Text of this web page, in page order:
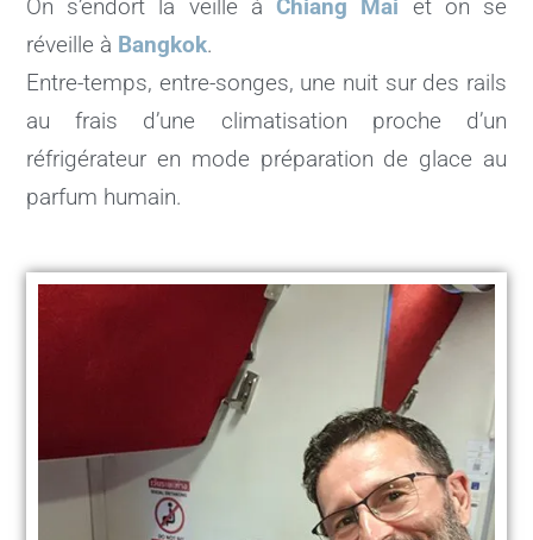
On s’endort la veille à Chiang Mai et on se
réveille à Bangkok.
Entre-temps, entre-songes, une nuit sur des rails
au frais d’une climatisation proche d’un
réfrigérateur en mode préparation de glace au
parfum humain.